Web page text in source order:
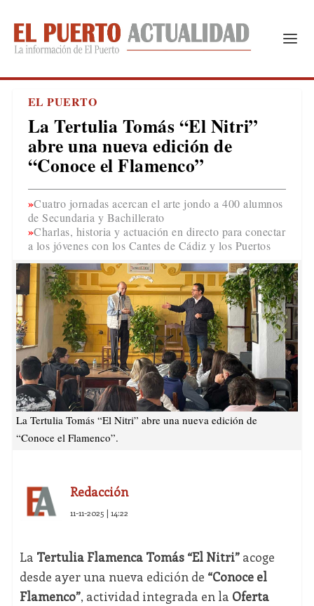
EL PUERTO
La Tertulia Tomás “El Nitri”
abre una nueva edición de
“Conoce el Flamenco”
Cuatro jornadas acercan el arte jondo a 400 alumnos
de Secundaria y Bachillerato
Charlas, historia y actuación en directo para conectar
a los jóvenes con los Cantes de Cádiz y los Puertos
La Tertulia Tomás “El Nitri” abre una nueva edición de
“Conoce el Flamenco”.
Redacción
11-11-2025 | 14:22
La Tertulia Flamenca Tomás “El Nitri”acoge
desde ayer una nueva edición de “Conoce el
Flamenco”, actividad integrada en la Oferta